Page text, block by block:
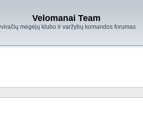
Velomanai Team
mėgėjų klubo ir varžybų komandos forumas